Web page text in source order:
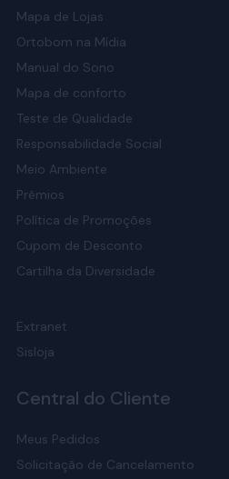
Mapa de Lojas
Ortobom na Mídia
Manual do Sono
Mapa de conforto
Teste de Qualidade
Responsabilidade Social
Meio Ambiente
Prêmios
Política de Promoções
Cupom de Desconto
Cartilha da Diversidade
Extranet
Sisloja
Central do Cliente
Meus Pedidos
Solicitação de Cancelamento